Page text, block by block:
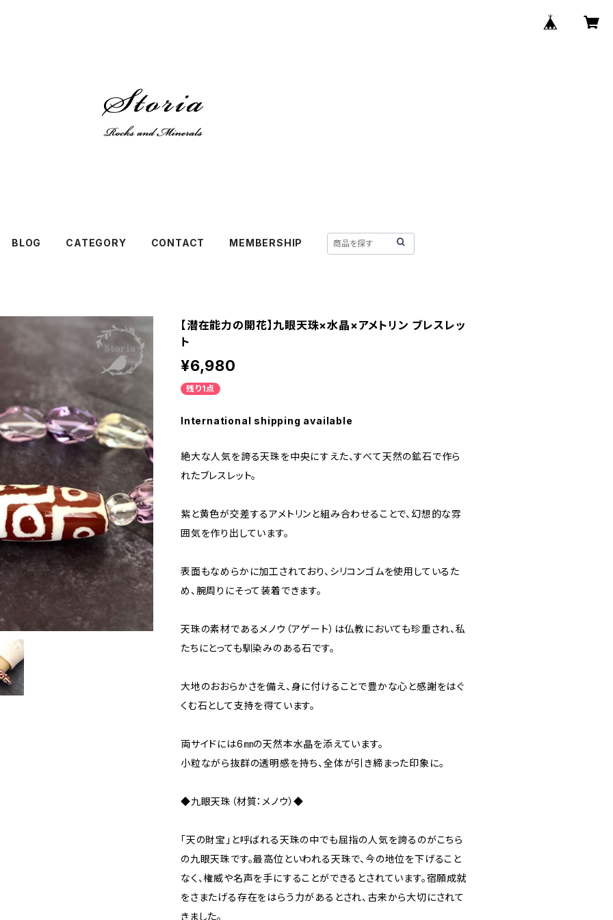
BLOG CATEGORY CONTACT MEMBERSHIP
【潜在能力の開花】九眼天珠×水晶×アメトリン ブレスレッ
ト
¥6,980
残り1点
International shipping available
絶大な人気を誇る天珠を中央にすえた、すべて天然の鉱石で作ら
れたブレスレット。
紫と黄色が交差するアメトリンと組み合わせることで、幻想的な雰
囲気を作り出しています。
表面もなめらかに加工されており、シリコンゴムを使用しているた
め、腕周りにそって装着できます。
天珠の素材であるメノウ（アゲート）は仏教においても珍重され、私
たちにとっても馴染みのある石です。
大地のおおらかさを備え、身に付けることで豊かな心と感謝をはぐ
くむ石として支持を得ています。
両サイドには6㎜の天然本水晶を添えています。
小粒ながら抜群の透明感を持ち、全体が引き締まった印象に。
◆九眼天珠（材質：メノウ）◆
「天の財宝」と呼ばれる天珠の中でも屈指の人気を誇るのがこちら
の九眼天珠です。最高位といわれる天珠で、今の地位を下げること
なく、権威や名声を手にすることができるとされています。宿願成就
をさまたげる存在をはらう力があるとされ、古来から大切にされて
きました。